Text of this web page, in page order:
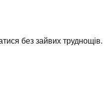
без зайвих труднощів.